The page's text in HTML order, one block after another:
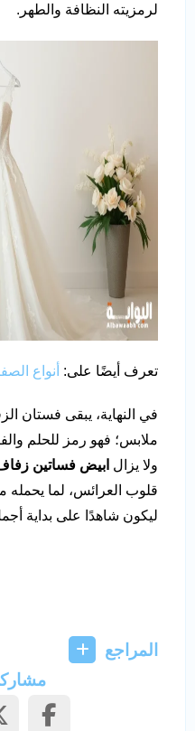
لرمزيته النظافة والطهر.
تعرف أيضًا على: أنواع
في النهاية، يبقى فستان
ملابس؛ فهو رمز للحلم
ولا يزال ابيض فساتين
قلوب العرائس، لما يحمله
ليكون شاهدًا على بداية
المراجع